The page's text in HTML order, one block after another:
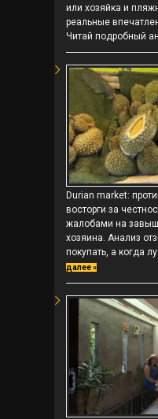
или хозяйка и
реальные
Читай подробный
Durian market:
восторги за
жалобами на
хозяина. Анализ
покупать, а когда
далее »